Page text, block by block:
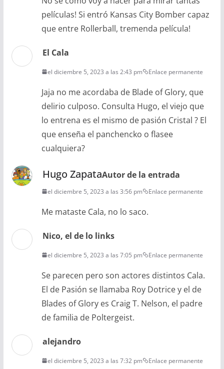
películas! Si entró Kansas City Bomber capaz
que entre Rollerball, tremenda película!
El Cala
el diciembre 5, 2023 a las 2:43 pm Enlace permanente
Jaja no me acordaba de Blade of Glory, que
delirio culposo. Consulta Hugo, el viejo que
lo entrena es el mismo de pasión Cristal ? El
que enseña el panchencko o flasee
cualquiera?
Hugo ZapataAutor de la entrada
el diciembre 5, 2023 a las 3:56 pm Enlace permanente
Me mataste Cala, no lo saco.
Nico, el de lo links
el diciembre 5, 2023 a las 7:05 pm Enlace permanente
Se parecen pero son actores distintos Cala.
El de Pasión se llamaba Roy Dotrice y el de
Blades of Glory es Craig T. Nelson, el padre
de familia de Poltergeist.
alejandro
el diciembre 5, 2023 a las 7:32 pm Enlace permanente